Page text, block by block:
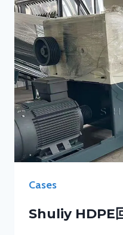
Cases
Shuliy HDPE